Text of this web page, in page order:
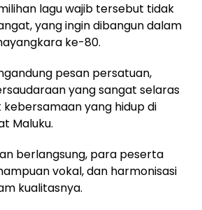
lagu wajib tersebut tidak
yang ingin dibangun dalam
ke-80.
pesan persatuan,
yang sangat selaras
yang hidup di
Maluku.
berlangsung, para peserta
vokal, dan harmonisasi
kualitasnya.